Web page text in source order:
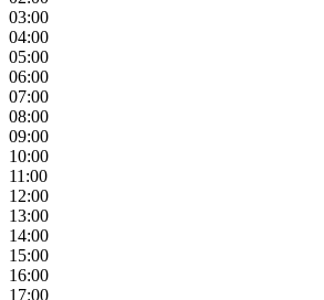
03:00
04:00
05:00
06:00
07:00
08:00
09:00
10:00
11:00
12:00
13:00
14:00
15:00
16:00
17:00